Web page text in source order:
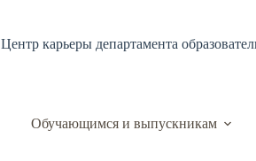
Центр карьеры департамента
Обучающимся и выпускникам